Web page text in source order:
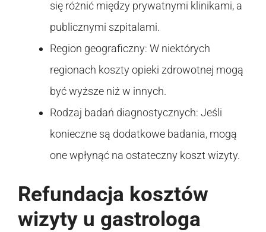
się różnić między prywatnymi klinikami, a
publicznymi szpitalami.
Region geograficzny: W niektórych
regionach koszty opieki zdrowotnej mogą
być wyższe niż w innych.
Rodzaj badań diagnostycznych: Jeśli
konieczne są dodatkowe badania, mogą
one wpłynąć na ostateczny koszt wizyty.
Refundacja kosztów
wizyty u gastrologa